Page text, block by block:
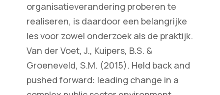
organisatieverandering proberen te
realiseren, is daardoor een belangrijke
les voor zowel onderzoek als de praktijk.
Van der Voet, J., Kuipers, B.S. &
Groeneveld, S.M. (2015). Held back and
pushed forward: leading change in a